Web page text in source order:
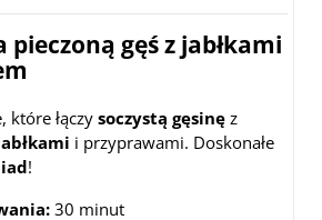
gęś z jabłkami
które łączy soczystą gęsinę z
i przyprawami. Doskonałe
!
30 minut